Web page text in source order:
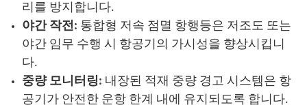
리를 방지합니다.
야간 작전: 통합형 저속 점멸 항행등은 저조도 또는
야간 임무 수행 시 항공기의 가시성을 향상시킵니
다.
중량 모니터링: 내장된 적재 중량 경고 시스템은 항
공기가 안전한 운항 한계 내에 유지되도록 합니다.